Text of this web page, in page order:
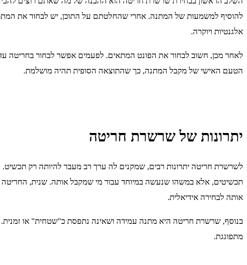
להוסיף למשמעות של המתנה. אחרי שהחלטתם על התוכן, יש לבחור את
אלגנטיות ויוקרה.
לאחר מכן, חשוב לבחור את הפונט המתאים. לפעמים אפשר לבחור בחריטה
הטעם האישי של מקבל המתנה, כך שהתוצאה הסופית תהיה מושלמת.
יתרונות של שרשרת חריטה
לשרשרת חריטה יתרונות רבים, שמקנים לה ערך רב מעבר להיותה רק
תכשיטים, אלא במשהו שנעשה במיוחד עבור מי שמקבל אותה. שנית, החריטה
אותה לבחירה אידיאלית.
בנוסף, שרשרת חריטה היא מתנה עמידה ושאינה נתפסת כ"שטחית" או
מתפוגגת.